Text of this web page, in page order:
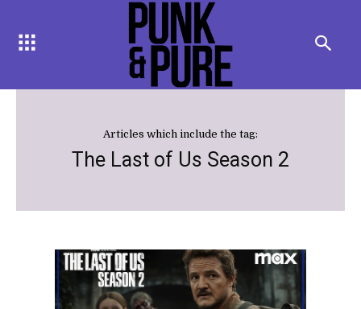
Articles which include the tag:
The Last of Us Season 2